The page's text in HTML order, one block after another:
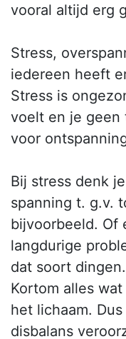
vooral altijd erg
Stress,
iedereen heeft
Stress is
voelt en je
voor
Bij stress denk
spanning t. g.v.
bijvoorbeeld. Of
langdurige
dat soort
Kortom alles wat
het lichaam.
disbalans